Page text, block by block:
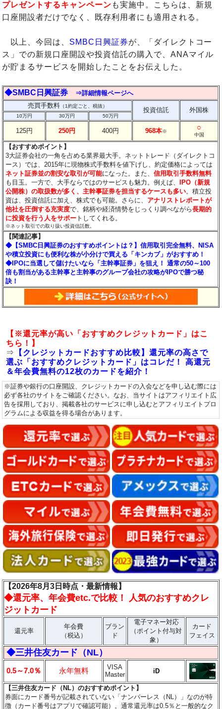
プレゼントするキャンペーン も実施中。こちらは、新規
口座開設者だけでなく、既存利用者にも適用される。
以上、今回は、 SMBC日興証券が、「ダイレクトコー
ス」での新規口座開設や投資信託の購入で、ANAマイル
が貯まるサービスを開始したことをお伝えした。
◆SMBC日興証券
⇒詳細情報ページへ
売買手数料（1約定ごと、税抜）
投資信託 外国株
10万円 30万円 50万円
125円 250円 400円 968本※ ○
中国
【おすすめポイント】
3大証券会社の一角を占める業界最大手。ネットトレード（ダイレクトコ
ース）では、2015年に現物株式手数料を値下げし、約定価格によっては
ネット証券並の割安な取引が可能になった。また、信用取引手数料無料
も目玉。一方で、大手ならではのサービスも魅力。例えば、
IPO（新規
公開株）の取扱数が多く、主幹事証券を担当するケースも多い。積立投
資は、投資信託に加え、株式でも可能。さらに、 アナリストレポートが
他社を圧倒する充実度で、銘柄や経済情勢をじっくり調べながら長期的
に投資を行う人をサポー トしてくれる。
※ネット取引での取り扱い投資信託数。
【関連記事】
◆【SMBC日興証券のおすすめポイントは？】信用取引完全無料、NISA
や積立投資にも便利な株が小分けで買える「キンカブ」がおすすめ！
◆IPOに当選して儲けたいなら「主幹事証券」を狙え！ 通常の50～100
倍も割当がある主幹事と主幹事のグループ会社の攻略がIPOで勝つ秘
訣！
【※還元率が高い「おすすめクレジットカード」はこ
ちら！】
⇒
【クレジットカードおすすめ比較】還元率の高さで
選ぶ「おすすめクレジットカード」はコレだ！ 高還元
＆年会費無料の12枚のカードを紹介！
※証券や銀行の口座開設、クレジットカードの入会などを申し込む際には
必ず各社のサイトをご確認ください。なお、当サイトはアフィリエイト広
告を採用しており、掲載各社のサービスに申し込むとアフィリエイトプロ
グラムによる収益を得る場合があります。
【2026年8月3日時点・最新情報】
◆還元率、年会費etc.で比較！ 人気のおすすめクレ
ジットカード
還元率
年会費
（税込）
ブラン
ド
電子マネー対応
（ポイント付与対
象）
カード
フェイス
◆三井住友カード（NL）
0.5～7.0％ 永年無料
VISA
Master
iD
【三井住友カード（NL）のおすすめポイント】
券面にカード番号が記載されていない「ナンバーレス（NL）」なのが特
徴（カード番号はアプリで確認可能）。通常還元率は0.5％と一般的なク